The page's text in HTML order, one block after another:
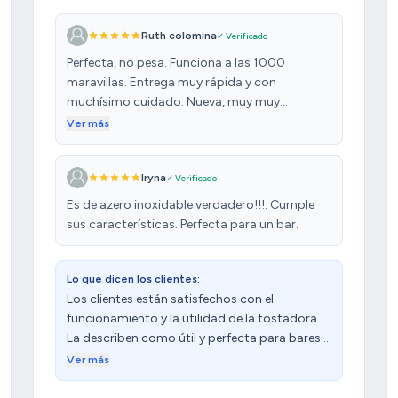
Ruth colomina✓ Verificado
Perfecta, no pesa. Funciona a las 1000
maravillas. Entrega muy rápida y con
muchísimo cuidado. Nueva, muy muy
contenta con la compra.
Ver más
Iryna✓ Verificado
Es de azero inoxidable verdadero!!!. Cumple
sus características. Perfecta para un bar.
Lo que dicen los clientes:
Los clientes están satisfechos con el
funcionamiento y la utilidad de la tostadora.
La describen como útil y perfecta para bares y
restaurantes. Sin embargo, algunos
Ver más